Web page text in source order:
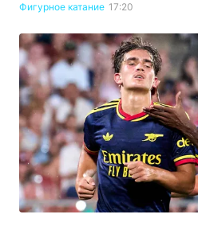
Фигурное катание 17:20